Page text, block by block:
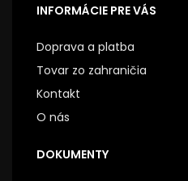
INFORMÁCIE PRE VÁS
Doprava a platba
Tovar zo zahraničia
Kontakt
O nás
DOKUMENTY